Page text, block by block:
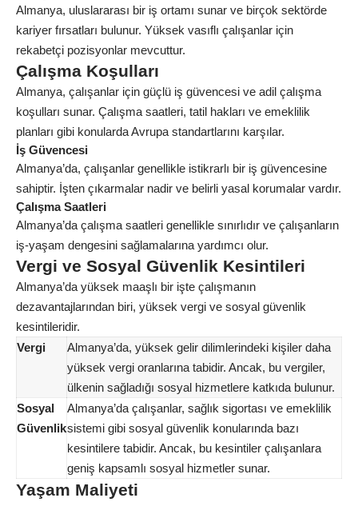
Almanya, uluslararası bir iş ortamı sunar ve birçok sektörde
kariyer fırsatları bulunur. Yüksek vasıflı çalışanlar için
rekabetçi pozisyonlar mevcuttur.
Çalışma Koşulları
Almanya, çalışanlar için güçlü iş güvencesi ve adil çalışma
koşulları sunar. Çalışma saatleri, tatil hakları ve emeklilik
planları gibi konularda Avrupa standartlarını karşılar.
İş Güvencesi
Almanya’da, çalışanlar genellikle istikrarlı bir iş güvencesine
sahiptir. İşten çıkarmalar nadir ve belirli yasal korumalar vardır.
Çalışma Saatleri
Almanya’da çalışma saatleri genellikle sınırlıdır ve çalışanların
iş-yaşam dengesini sağlamalarına yardımcı olur.
Vergi ve Sosyal Güvenlik Kesintileri
Almanya’da yüksek maaşlı bir işte çalışmanın
dezavantajlarından biri, yüksek vergi ve sosyal güvenlik
kesintileridir.
Vergi
Almanya’da, yüksek gelir dilimlerindeki kişiler daha
yüksek vergi oranlarına tabidir. Ancak, bu vergiler,
ülkenin sağladığı sosyal hizmetlere katkıda bulunur.
Sosyal
Güvenlik
Almanya’da çalışanlar, sağlık sigortası ve emeklilik
sistemi gibi sosyal güvenlik konularında bazı
kesintilere tabidir. Ancak, bu kesintiler çalışanlara
geniş kapsamlı sosyal hizmetler sunar.
Yaşam Maliyeti